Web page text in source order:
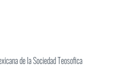
de la Sociedad Teosofica